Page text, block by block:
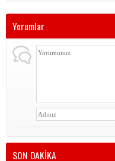
Yorumlar
SON DAKİKA